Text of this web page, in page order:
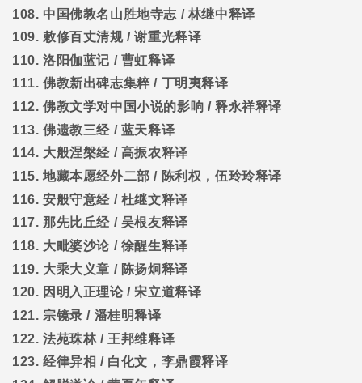
108. 中国佛教名山胜地寺志 / 林继中释译
109. 敕修百丈清规/谢重光释译
110. 洛阳伽蓝记 / 曹虹释译
111. 佛教新出碑志集粹/ 丁明夷释译
112. 佛教文学对中国小说的影响 /释永祥释译
113. 佛遗教三经 / 蓝天释译
114. 大般涅槃经 / 高振农释译
115. 地藏本愿经外二部 / 陈利权，伍玲玲释译
116. 安般守意经 / 杜继文释译
117. 那先比丘经 / 吴根友释译
118. 大毗婆沙论 / 徐醒生释译
119. 大乘大义章 / 陈扬炯释译
120. 因明入正理论/宋立道释译
121. 宗镜录 / 潘桂明释译
122. 法苑珠林/ 王邦维释译
123. 经律异相 / 白化文，李鼎霞释译